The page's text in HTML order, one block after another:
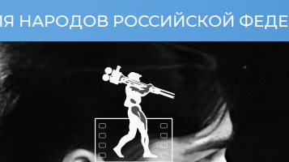
РОССИЙСКОЙ ФЕДЕРАЦИИ